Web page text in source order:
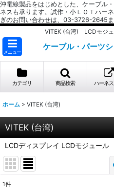
沖電線製品をはじめとした、ケーブル
ネスも承ります。試作・小ＬＯＴハー
ぎのお問い合わせは、03-3726-2645ま
VITEK (台湾) LCDモジュ
メニュー
ケーブル・パーツ
カテゴリ 商品検索 ハーネ
ホーム > VITEK (台湾)
VITEK (台湾)
LCDディスプレイ LCDモジュール
1件